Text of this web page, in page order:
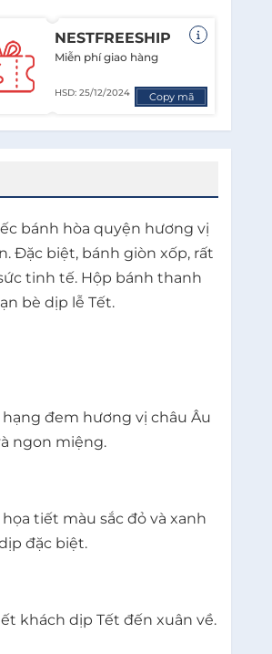
NESTFREESHIP
Miễn phí giao hàng
HSD: 25/12/2024 Copy mã
bánh hòa quyện hương vị
Đặc biệt, bánh giòn xốp, rất
tinh tế. Hộp bánh thanh
bè dịp lễ Tết.
đem hương vị châu Âu
ngon miệng.
tiết màu sắc đỏ và xanh
đặc biệt.
khách dịp Tết đến xuân về.